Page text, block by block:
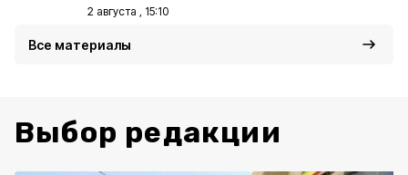
2 августа , 15:10
Все материалы
Выбор редакции